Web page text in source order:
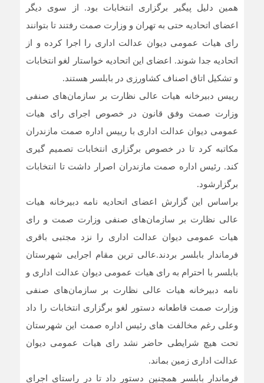
همین دلیل پیگیر برگزاری انتخابات بود. از سوی دیگر
اعضای اتحادیه حتی به تهران و وزارت صمت رفتند تا بتوانند
رای هیات عمومی دیوان عدالت اداری را اجرا کرده و از
اتحادیه جدا شوند. اعضای این اتحادیه خواستار لغو انتخابات
و تشکیل اتاق اصناف کشاورزی در بابلسر هستند.
رییس دبیرخانه هیات عالی نظارت بر سازمان‌های صنفی
وزارت صمت وفق قانون در خصوص اجرای رای هیات
عمومی دیوان عدالت اداری با رییس اداره صمت مازندران
مکاتبه کرد تا در خصوص برگزاری انتخابات تصمیم گیری
کند. رئیس اداره صمت مازندران اصرار داشت تا انتخابات
برگزارشود.
براساس این گزارش اعضای اتحادیه نامه دبیرخانه هیات
عالی نظارت بر سازمان‌های صنفی وزارت صمت و رای
هیات عمومی دیوان عدالت اداری را نزد مجتبی باقری
فرماندار بابلسر بردند.عالی ترین مقام اجرایی شهرستان
بابلسر با احترام به رای هیات عمومی دیوان عدالت اداری و
نامه دبیرخانه هیات عالی نظارت بر سازمان‌های صنفی
وزارت صمت قاطعانه دستور لغو برگزاری انتخابات را داد
وعلی رغم مخالفت های رئیس اداره صمت این شهرستان
تحت هیچ ‌شرایطی حاضر نشد رای هیات عمومی دیوان
عدالت اداری زمین بماند.
فرماندار بابلسر همچنین دستور داد تا در راستای اجرای